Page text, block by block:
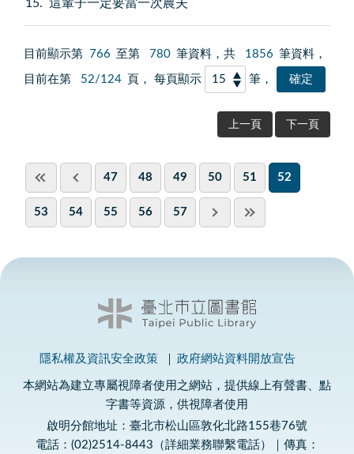
15 這輩子一定要當一次農夫
目前顯示第 766 至第 780 筆資料，共 1856 筆資料，
目前在第 52/124 頁， 每頁顯示 筆，
上一頁 下一頁
47 48 49 50 51 52
53 54 55 56 57
隱私權及資訊安全政策 政府網站資料開放宣告
本網站為建立專屬視障者使用之網站，提供線上有聲書、點
字書等資源，供視障者使用
啟明分館地址：臺北市松山區敦化北路155巷76號
電話：(02)2514-8443（詳細業務聯繫電話）｜傳真：